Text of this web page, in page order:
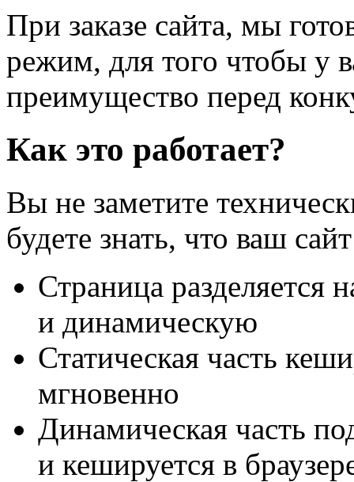
При заказе сайта, мы
режим, для того чтобы у
преимущество перед
Как это работает?
Вы не заметите
будете знать, что ваш
Страница разделяется
и динамическую
Статическая часть
мгновенно
Динамическая часть
и кешируется в